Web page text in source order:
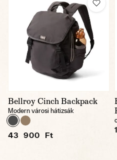
Bellroy Cinch Backpack
Modern városi hátizsák
43 900 Ft